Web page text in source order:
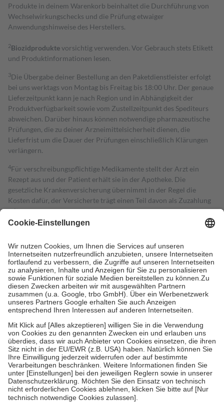
Produkte in deinem Warenkorb beinhaltet die Durchführung von
Wechselwirkungschecks und die Prüfung etwaiger
Anwendungshinweise des Herstellers.
2Biozidproduktevorsichtig verwenden. Vor Gebrauch stets Etikett
und Produktinformationen lesen.
3Die Übergabe deiner Bestellung an den Paketdienstleister erfolgt
bei uns werktags von Montag bis Freitag bis 18:00 Uhr. Der genaue
Lieferzeitpunkt kann je nach Region und in Abhängigkeit der
Produktverfügbarkeit sowie vom Zustellzeitpunkt des Spediteurs
abweichen. Darüber hinaus können notwendige pharmazeutische
Prüfungen, die zu deiner Arzneimittelsicherheit dienen, die
Lieferfrist um die Dauer der Prüfungen einschließlich Klärungen
verlängern.
4Für verschreibungspflichtige Medikamente stellt der Arzt ein
Rezept aus und der Patient erhält sie in der Apotheke. Die
gesetzliche Krankenversicherung übernimmt in der Regel die
Kosten dafür, der Versicherte trägt einen Teil davon als Zuzahlung
mit.
Grundsätzlich leisten Mitglieder Zuzahlungen in Höhe von zehn
höchstens zehn Euro.
Es sind jedoch nie mehr als die tatsächlichen
Kosten der Leistung zu entrichten.
Diese Regeln gelten grundsätzlich auch für Online-Apotheken.
Bei Heilmitteln und häuslicher Krankenpflege beträgt die
Zuzahlung zehn Prozent der Kosten sowie zehn Euro je
Verordnung.
Um das Engagement der Versicherten für ihre eigene Gesundheit zu
stärken und die besondere Stellung der Familie zu unterstützen,
fallenkeine Zuzahlungenan bei:
• Kindern und Jugendlichen bis zum vollendeten 18. Lebensjahr
mit Ausnahme der Fahrkosten
• Untersuchungen zur Vorsorge und Früherkennung, die von der
GKV getragen werden
• empfohlenen Schutzimpfungen
• Harn- und Blutteststreifen